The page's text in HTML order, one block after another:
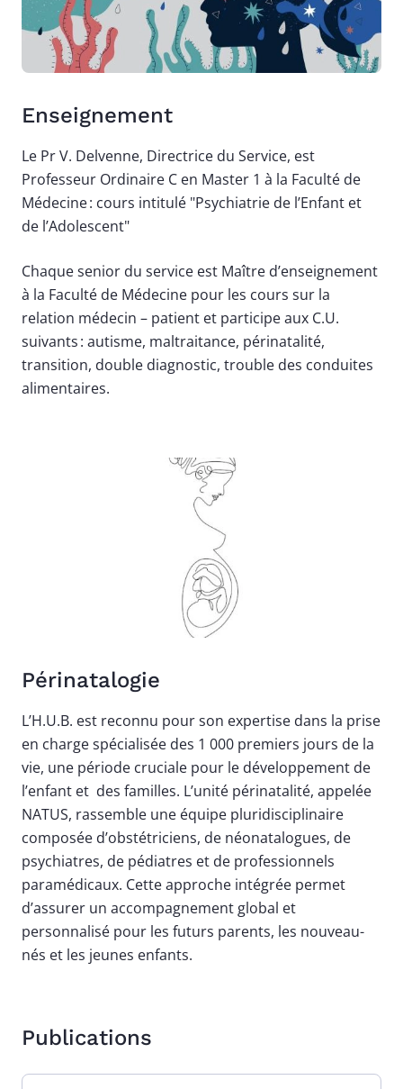
Enseignement
Le Pr V. Delvenne, Directrice du Service, est
Professeur Ordinaire C en Master 1 à la Faculté de
Médecine : cours intitulé "Psychiatrie de l’Enfant et
de l’Adolescent"
Chaque senior du service est Maître d’enseignement
à la Faculté de Médecine pour les cours sur la
relation médecin – patient et participe aux C.U.
suivants : autisme, maltraitance, périnatalité,
transition, double diagnostic, trouble des conduites
alimentaires.
Périnatalogie
L’H.U.B. est reconnu pour son expertise dans la prise
en charge spécialisée des 1 000 premiers jours de la
vie, une période cruciale pour le développement de
l’enfant et des familles. L’unité périnatalité, appelée
NATUS, rassemble une équipe pluridisciplinaire
composée d’obstétriciens, de néonatalogues, de
psychiatres, de pédiatres et de professionnels
paramédicaux. Cette approche intégrée permet
d’assurer un accompagnement global et
personnalisé pour les futurs parents, les nouveau-
nés et les jeunes enfants.
Publications